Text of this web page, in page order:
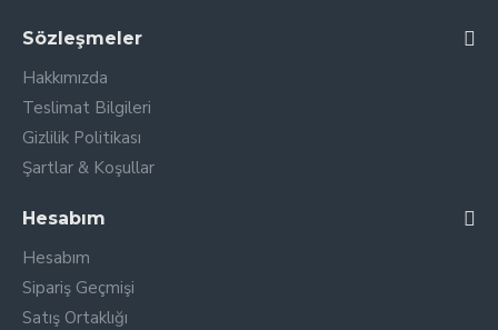
Sözleşmeler
Hakkımızda
Teslimat Bilgileri
Gizlilik Politikası
Şartlar & Koşullar
Hesabım
Hesabım
Sipariş Geçmişi
Satış Ortaklığı